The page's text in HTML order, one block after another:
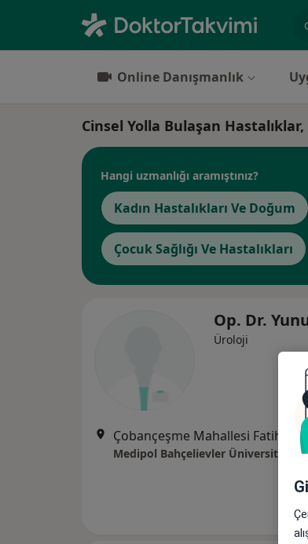
Online Danışmanlık
Cinsel Yolla Bulaşan
Hangi uzmanlığı aramıştınız?
Kadın Hastalıkları Ve Doğum
Çocuk Sağlığı Ve Hastalıkları
Op. Dr.
Üroloji
Medipol Bahçelievler Üniversite